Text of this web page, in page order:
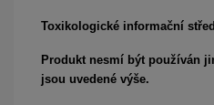
Toxikologické informační
Produkt nesmí být používán
jsou uvedené výše.